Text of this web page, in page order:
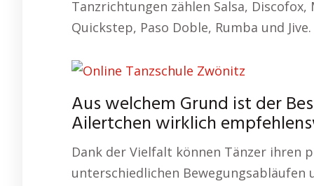
Tanzrichtungen zählen Salsa, Discofox,
Quickstep, Paso Doble, Rumba und Jive.
Aus welchem Grund ist der
Ailertchen wirklich
Dank der Vielfalt können Tänzer ihren
unterschiedlichen Bewegungsabläufen